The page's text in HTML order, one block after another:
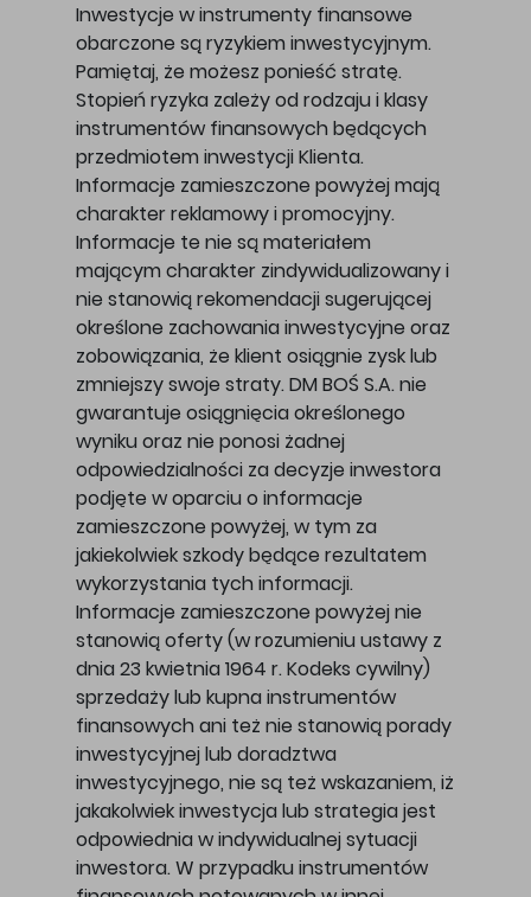
Inwestycje w instrumenty finansowe
obarczone są ryzykiem inwestycyjnym.
Pamiętaj, że możesz ponieść stratę.
Stopień ryzyka zależy od rodzaju i klasy
instrumentów finansowych będących
przedmiotem inwestycji Klienta.
Informacje zamieszczone powyżej mają
charakter reklamowy i promocyjny.
Informacje te nie są materiałem
mającym charakter zindywidualizowany i
nie stanowią rekomendacji sugerującej
określone zachowania inwestycyjne oraz
zobowiązania, że klient osiągnie zysk lub
zmniejszy swoje straty. DM BOŚ S.A. nie
gwarantuje osiągnięcia określonego
wyniku oraz nie ponosi żadnej
odpowiedzialności za decyzje inwestora
podjęte w oparciu o informacje
zamieszczone powyżej, w tym za
jakiekolwiek szkody będące rezultatem
wykorzystania tych informacji.
Informacje zamieszczone powyżej nie
stanowią oferty (w rozumieniu ustawy z
dnia 23 kwietnia 1964 r. Kodeks cywilny)
sprzedaży lub kupna instrumentów
finansowych ani też nie stanowią porady
inwestycyjnej lub doradztwa
inwestycyjnego, nie są też wskazaniem, iż
jakakolwiek inwestycja lub strategia jest
odpowiednia w indywidualnej sytuacji
inwestora. W przypadku instrumentów